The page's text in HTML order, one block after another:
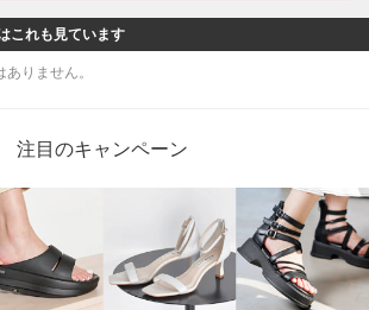
これも見ています
りません。
注目のキャンペーン